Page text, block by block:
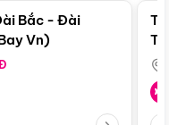
Bắc - Đài
Vn)